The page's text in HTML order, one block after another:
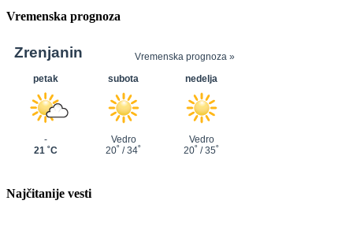
Vremenska prognoza
Najčitanije vesti